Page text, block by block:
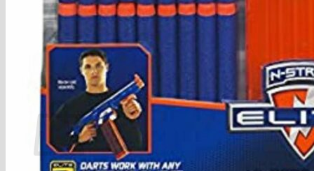
Envío gratis en 24 horas!
Regístrate Gratis aquí!
Pago seguro!
Carrito